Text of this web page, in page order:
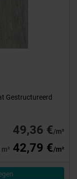
Gestructureerd
49,36 €/m²
42,79 €/m²